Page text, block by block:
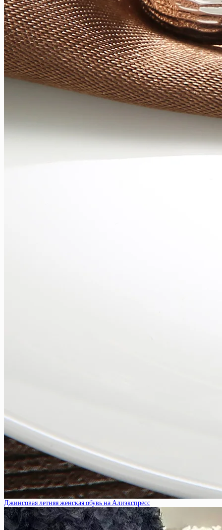
Джинсовая летняя женская обувь на Алиэкспресс